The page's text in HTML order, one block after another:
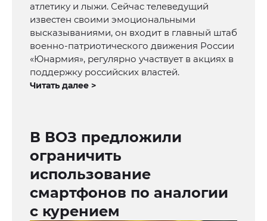
атлетику и лыжи. Сейчас телеведущий
известен своими эмоциональными
высказываниями, он входит в главный штаб
военно-патриотического движения России
«Юнармия», регулярно участвует в акциях в
поддержку российских властей.
Читать далее >
В ВОЗ предложили
ограничить
использование
смартфонов по аналогии
с курением